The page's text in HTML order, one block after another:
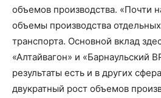
объемов производства. «Почти
объемы производства
транспорта. Основной вклад
«Алтайвагон» и «Барнаульский
результаты есть и в других
двукратный рост объемов